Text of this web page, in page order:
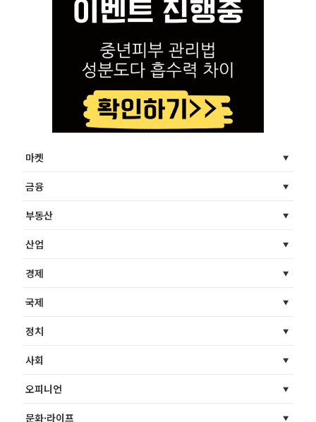
마켓
금융
부동산
산업
경제
국제
정치
사회
오피니언
문화·라이프